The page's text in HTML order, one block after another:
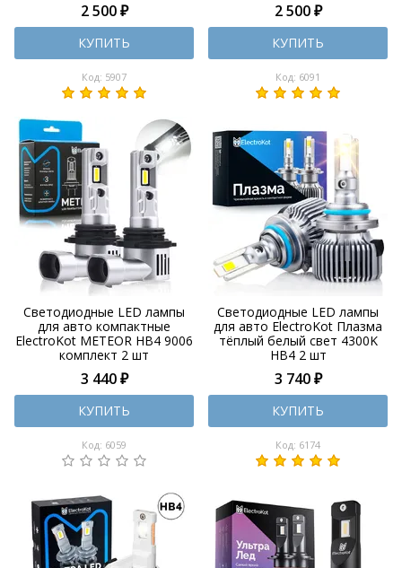
2 500 ₽
КУПИТЬ
Код: 5907
2 500 ₽
КУПИТЬ
Код: 6091
Светодиодные LED лампы
для авто компактные
ElectroKot METEOR HB4 9006
комплект 2 шт
3 440 ₽
КУПИТЬ
Код: 6059
Светодиодные LED лампы
для авто ElectroKot Плазма
тёплый белый свет 4300K
HB4 2 шт
3 740 ₽
КУПИТЬ
Код: 6174